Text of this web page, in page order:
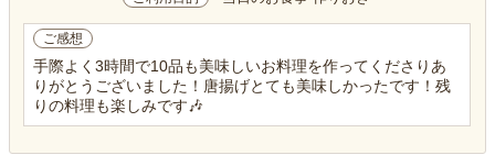
ご感想
手際よく3時間で10品も美味しいお料理を作ってくださりあ
りがとうございました！唐揚げとても美味しかったです！残
りの料理も楽しみです🎶